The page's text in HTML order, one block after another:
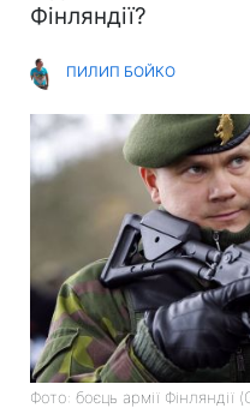
Фінляндії?
ПИЛИП БОЙКО
Фото: боєць армії Фінляндії